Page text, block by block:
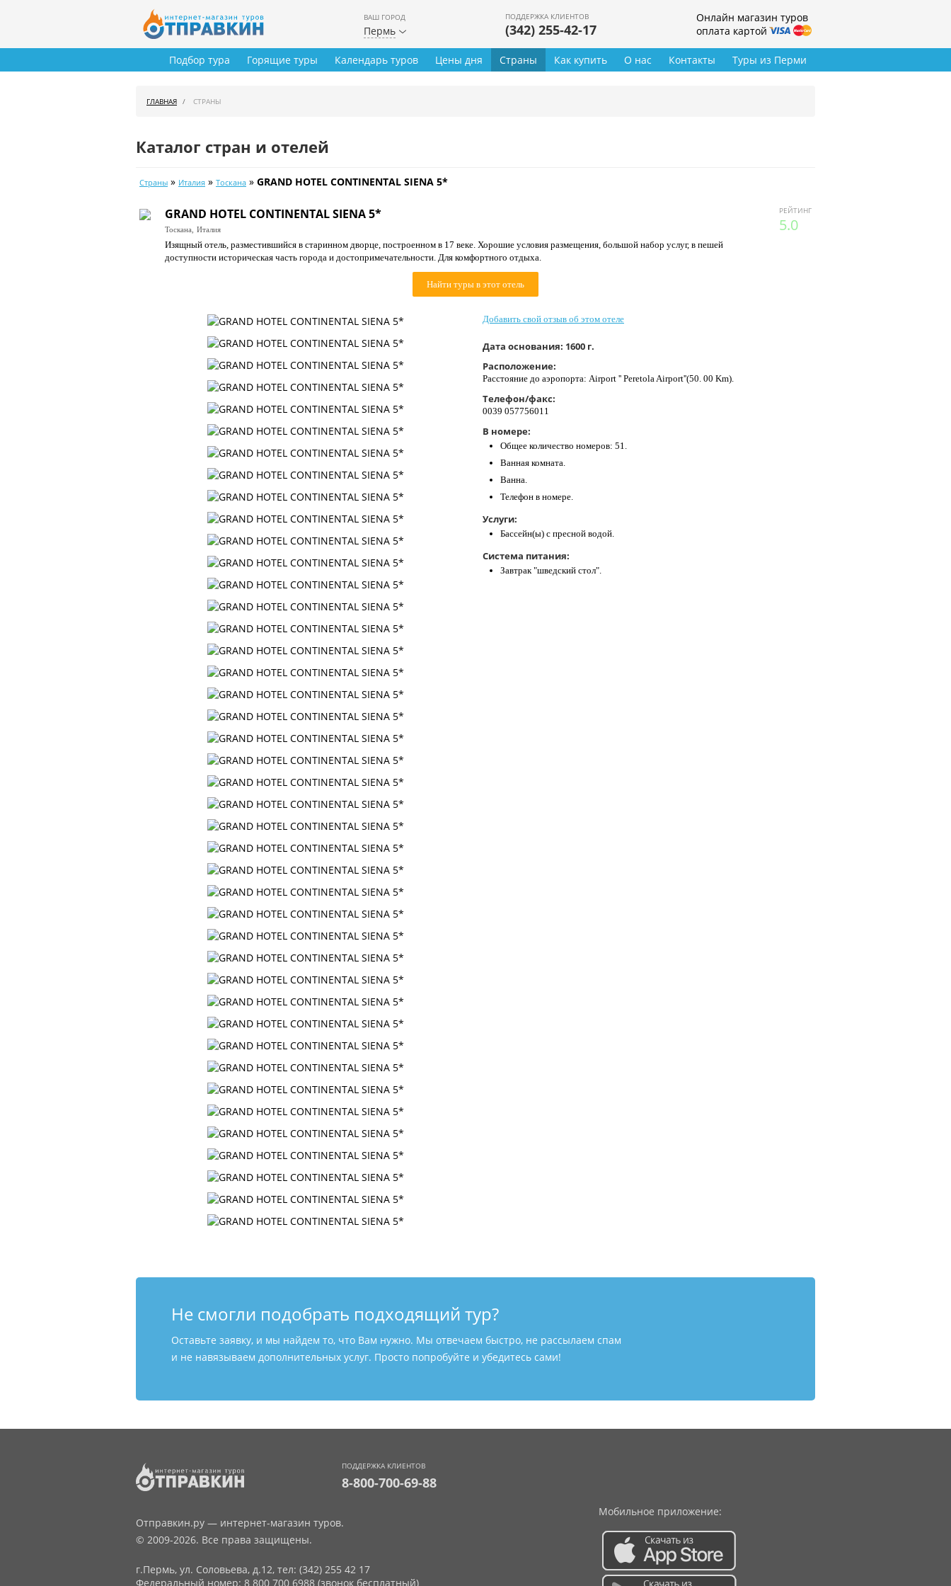
ВАШ ГОРОД
Пермь
ПОДДЕРЖКА КЛИЕНТОВ
(342) 255-42-17
Онлайн магазин туров
оплата картой
Туры из Перми
Подбор тура Горящие туры Календарь туров Цены дня Страны Как купить О нас Контакты
ГЛАВНАЯ СТРАНЫ
Каталог стран и отелей
Страны » Италия » Тоскана » GRAND HOTEL CONTINENTAL SIENA 5*
РЕЙТИНГ
5.0
GRAND HOTEL CONTINENTAL SIENA 5*
Тоскана, Италия
Изящный отель, разместившийся в старинном дворце, построенном в 17 веке. Хорошие условия размещения, большой набор услуг, в пешей
доступности историческая часть города и достопримечательности. Для комфортного отдыха.
Найти туры в этот отель
Добавить свой отзыв об этом отеле
Дата основания: 1600 г.
Расположение:
Расстояние до аэропорта: Airport '' Peretola Airport''(50. 00 Km).
Телефон/факс:
0039 057756011
В номере:
Общее количество номеров: 51.
Ванная комната.
Ванна.
Телефон в номере.
Услуги:
Бассейн(ы) с пресной водой.
Система питания:
Завтрак "шведский стол".
Не смогли подобрать подходящий тур?
Оставьте заявку, и мы найдем то, что Вам нужно. Мы отвечаем быстро, не рассылаем спам
и не навязываем дополнительных услуг. Просто попробуйте и убедитесь сами!
ПОДДЕРЖКА КЛИЕНТОВ
8-800-700-69-88
Отправкин.ру — интернет-магазин туров.
© 2009-2026. Все права защищены.
г.Пермь, ул. Соловьева, д.12, тел: (342) 255 42 17
Федеральный номер: 8 800 700 6988 (звонок бесплатный)
Мобильное приложение: